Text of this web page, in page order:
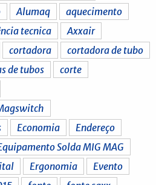
Alumaq
aquecimento
tecnica
Axxair
cortadora
cortadora de tubo
de tubos
corte
Economia
Endereço
Solda MIG MAG
Ergonomia
Evento